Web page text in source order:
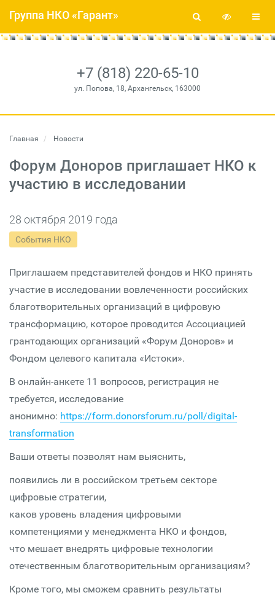
+7 (818) 220-65-10
ул. Попова, 18, Архангельск, 163000
Группа НКО «Гарант»
Главная Новости
Форум Доноров приглашает НКО к
участию в исследовании
28 октября 2019 года
События НКО
Приглашаем представителей фондов и НКО принять
участие в исследовании вовлеченности российских
благотворительных организаций в цифровую
трансформацию, которое проводится Ассоциацией
грантодающих организаций «Форум Доноров» и
Фондом целевого капитала «Истоки».
В онлайн-анкете 11 вопросов, регистрация не
требуется, исследование
анонимно: https://form.donorsforum.ru/poll/digital-
transformation
Ваши ответы позволят нам выяснить,
появились ли в российском третьем секторе
цифровые стратегии,
каков уровень владения цифровыми
компетенциями у менеджмента НКО и фондов,
что мешает внедрять цифровые технологии
отечественным благотворительным организациям?
Кроме того, мы сможем сравнить результаты